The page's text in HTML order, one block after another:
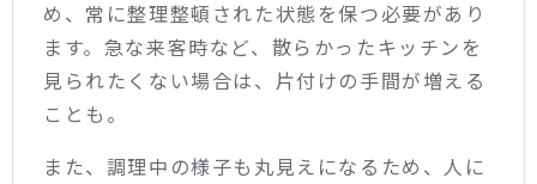
め、常に整理整頓された状態を保つ必要があり
ます。急な来客時など、散らかったキッチンを
見られたくない場合は、片付けの手間が増える
ことも。
また、調理中の様子も丸見えになるため、人に